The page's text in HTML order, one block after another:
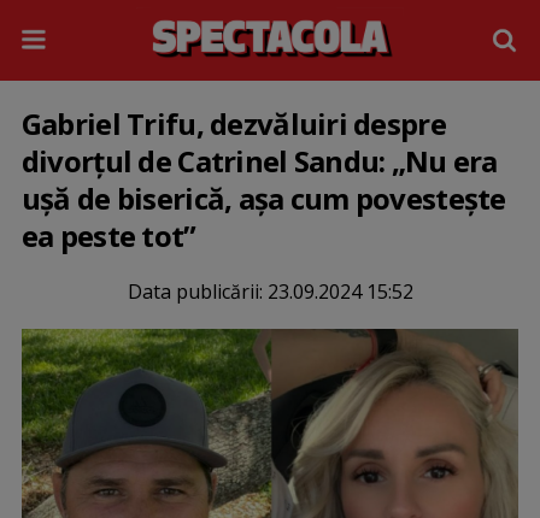
Gabriel Trifu, dezvăluiri despre
divorțul de Catrinel Sandu: „Nu era
ușă de biserică, așa cum povestește
ea peste tot”
Data publicării: 23.09.2024 15:52